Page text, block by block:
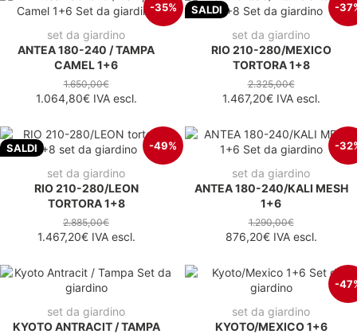
-35%
set da giardino
ANTEA 180-240 / TAMPA
CAMEL 1+6
1.650,00€
1.064,80€IVA escl.
SALDI -
set da giardino
RIO 210-280/MEXICO
TORTORA 1+8
2.325,00€
1.467,20€IVA escl.
SALDI -49%
set da giardino
RIO 210-280/LEON
TORTORA 1+8
2.885,00€
1.467,20€IVA escl.
-
set da giardino
ANTEA 180-240/KALI MESH
1+6
1.290,00€
876,20€IVA escl.
set da giardino
KYOTO ANTRACIT / TAMPA
-
set da giardino
KYOTO/MEXICO 1+6